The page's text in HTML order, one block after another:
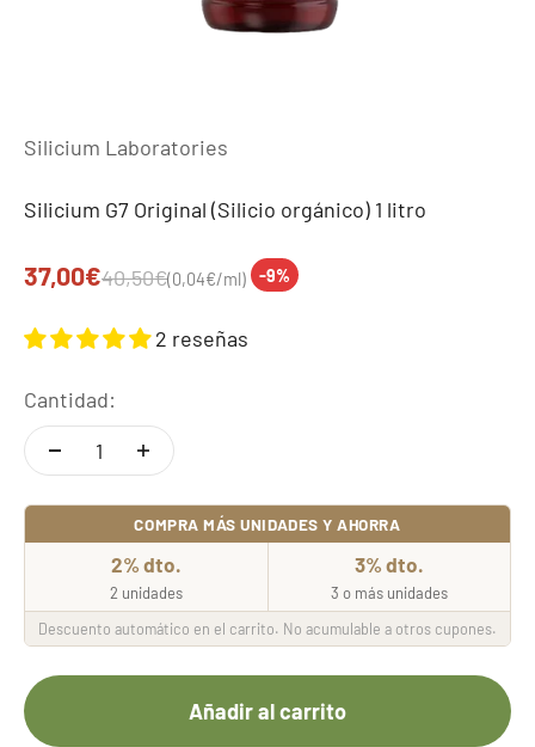
Silicium Laboratories
Silicium G7 Original (Silicio orgánico) 1 litro
Precio de oferta
37,00€Precio normal
40,50€(0,04€/ml) -9%
2 reseñas
Cantidad:
COMPRA MÁS UNIDADES Y AHORRA
2% dto.
2 unidades
3% dto.
3 o más unidades
Descuento automático en el carrito. No acumulable a otros cupones.
Añadir al carrito